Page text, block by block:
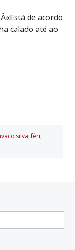
de acordo
calado até ao
silva,féri,